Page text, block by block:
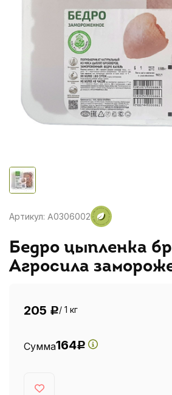
Артикул: A0306002
Бедро цыпленка
Агросила
205 Р/ 1 кг
Сумма164Р